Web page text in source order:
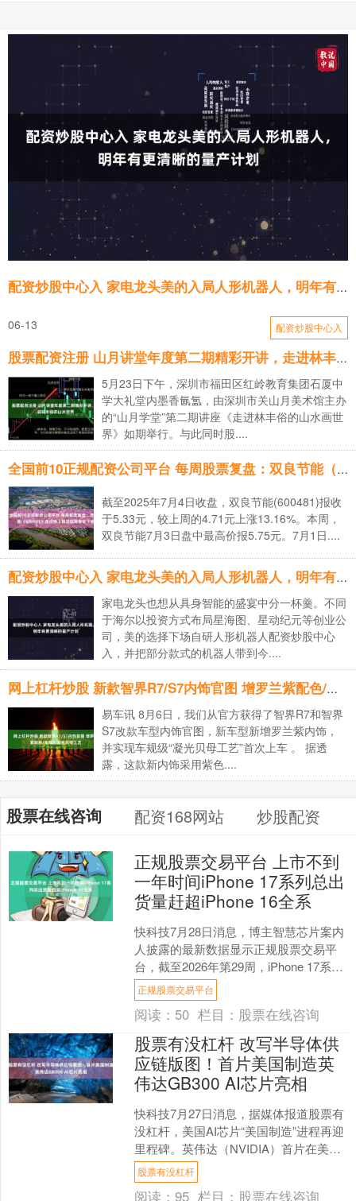
配资炒股中心入 家电龙头美的入局人形机器人，明年有更清晰的量产计划
06-13 配资炒股中心入
股票配资注册 山月讲堂年度第二期精彩开讲，走进林丰俗的山水世界
5月23日下午，深圳市福田区红岭教育集团石厦中
学大礼堂内墨香氤氲，由深圳市关山月美术馆主办
的“山月学堂”第二期讲座《走进林丰俗的山水画世
界》如期举行。与此同时股....
全国前10正规配资公司平台 每周股票复盘：双良节能（600481）龙虎榜上榜且信用等级下调
截至2025年7月4日收盘，双良节能(600481)报收
于5.33元，较上周的4.71元上涨13.16%。本周，
双良节能7月3日盘中最高价报5.75元。7月1日....
配资炒股中心入 家电龙头美的入局人形机器人，明年有更清晰的量产计划
家电龙头也想从具身智能的盛宴中分一杯羹。不同
于海尔以投资方式布局星海图、星动纪元等创业公
司，美的选择下场自研人形机器人配资炒股中心
入，并把部分款式的机器人带到今....
网上杠杆炒股 新款智界R7/S7内饰官图 增罗兰紫配色/车规级凝光贝母工艺
易车讯 8月6日，我们从官方获得了智界R7和智界
S7改款车型内饰官图，新车型新增罗兰紫内饰，
并实现车规级“凝光贝母工艺”首次上车 。 据透
露，这款新内饰采用紫色....
股票在线咨询 配资168网站 炒股配资
正规股票交易平台 上市不到
一年时间iPhone 17系列总出
货量赶超iPhone 16全系
快科技7月28日消息，博主智慧芯片案内
人披露的最新数据显示正规股票交易平
台，截至2026年第29周，iPhone 17系列
在国内市场的出货量已正式超越iPhon....
正规股票交易平台
阅读： 50 栏目： 股票在线咨询
股票有没杠杆 改写半导体供
应链版图！首片美国制造英
伟达GB300 AI芯片亮相
快科技7月27日消息，据媒体报道股票有
没杠杆，美国AI芯片“美国制造”进程再迎
里程碑。英伟达（NVIDIA）首片在美国
本土生产的GB300 AI芯片正式亮相，
标....
股票有没杠杆
阅读：95 栏目： 股票在线咨询